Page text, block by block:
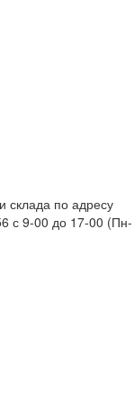
склада по адресу
с 9-00 до 17-00 (Пн-